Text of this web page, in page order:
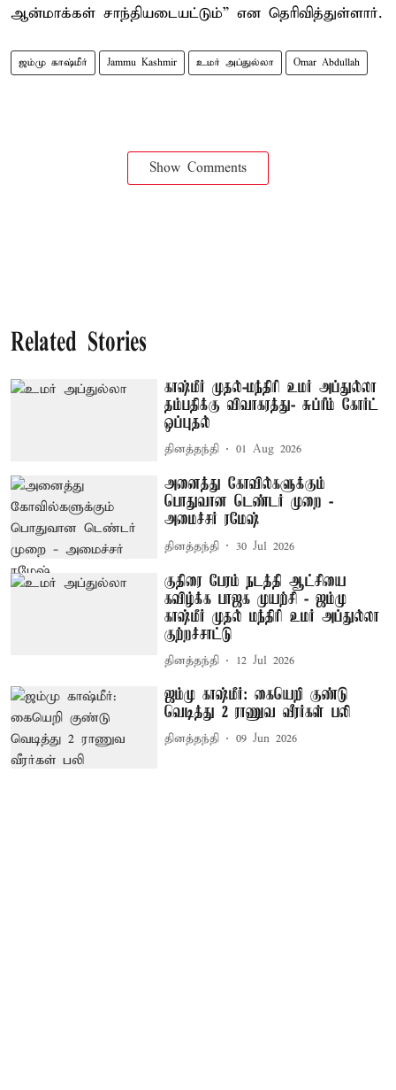
ஆன்மாக்கள் சாந்தியடையட்டும்” என தெரிவித்துள்ளார்.
ஜம்மு காஷ்மீர் Jammu Kashmir உமர் அப்துல்லா Omar Abdullah
Show Comments
Related Stories
காஷ்மீர் முதல்-மந்திரி உமர் அப்துல்லா
தம்பதிக்கு விவாகரத்து- சுப்ரீம் கோர்ட்
ஒப்புதல்
தினத்தந்தி 01 Aug 2026
அனைத்து கோவில்களுக்கும்
பொதுவான டெண்டர் முறை -
அமைச்சர் ரமேஷ்
தினத்தந்தி 30 Jul 2026
குதிரை பேரம் நடத்தி ஆட்சியை
கவிழ்க்க பாஜக முயற்சி - ஜம்மு
காஷ்மீர் முதல் மந்திரி உமர் அப்துல்லா
குற்றச்சாட்டு
தினத்தந்தி 12 Jul 2026
ஜம்மு காஷ்மீர்: கையெறி குண்டு
வெடித்து 2 ராணுவ வீரர்கள் பலி
தினத்தந்தி 09 Jun 2026